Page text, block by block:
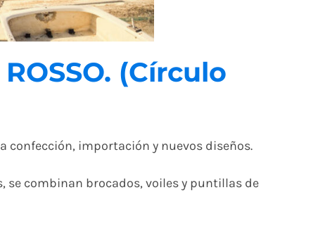
(Círculo
confección, importación y nuevos diseños.
se combinan brocados, voiles y puntillas de